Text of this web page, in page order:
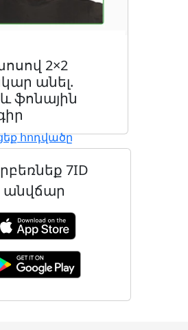
2×2
անել.
ֆոնային
հոդվածը
7ID
անվճար